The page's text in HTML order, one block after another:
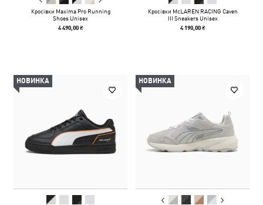
Кросівки Maxima Pro Running
Shoes Unisex
4 490,00 ₴
Кросівки McLAREN RACING Caven
III Sneakers Unisex
4 190,00 ₴
НОВИНКА НОВИНКА